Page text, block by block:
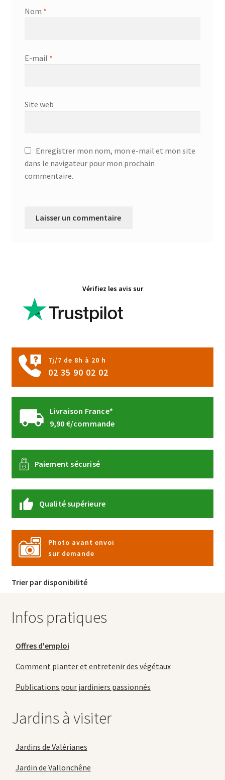
Nom *
E-mail *
Site web
Enregistrer mon nom, mon e-mail et mon site
dans le navigateur pour mon prochain
commentaire.
Vérifiez les avis sur
7j/7 de 8h à 20 h
02 35 90 02 02
Livraison France*
9,90 €/commande
Paiement sécurisé
Qualité supérieure
Photo avant envoi
sur demande
Trier par disponibilité
Infos pratiques
Offres d'emploi
Comment planter et entretenir des végétaux
Publications pour jardiniers passionnés
Jardins à visiter
Jardins de Valérianes
Jardin de Vallonchêne